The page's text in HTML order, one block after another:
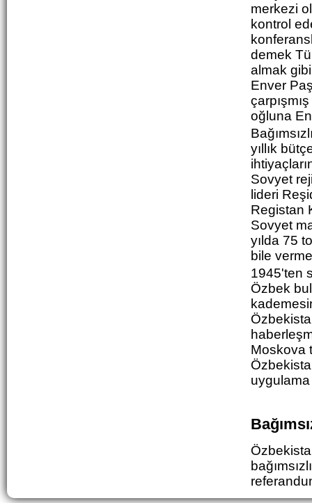
merkezi
kontrol
demek
almak gibi
Enver Pa
oğluna
yıllık
Sovyet
lideri
Registan
Sovyet
yılda 75
bile
1945'ten
Özbek
Moskova